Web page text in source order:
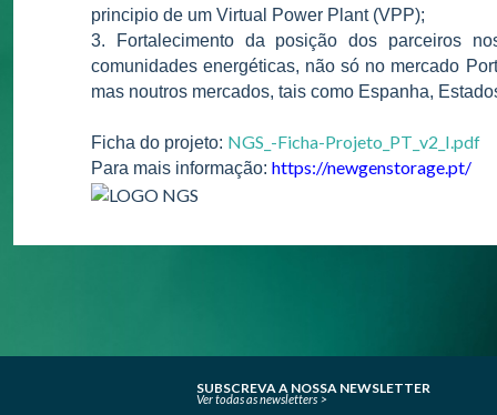
principio de um Virtual Power Plant (VPP);
3. Fortalecimento da posição dos parceiros
comunidades energéticas, não só no mercado
mas noutros mercados, tais como Espanha,
Ficha do projeto: NGS_-Ficha-Projeto_PT_v2_I.pdf
Para mais informação: https://newgenstorage.pt/
SUBSCREVA A NOSSA NEWSLETTER
Ver todas as newsletters